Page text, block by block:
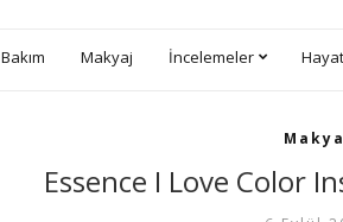
Bakım Makyaj İncelemeler
Essence I Love Color